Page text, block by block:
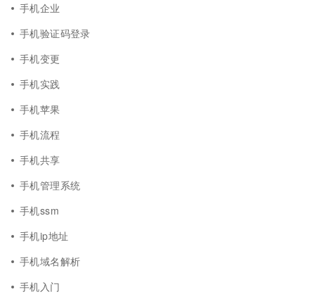
手机企业
手机验证码登录
手机变更
手机实践
手机苹果
手机流程
手机共享
手机管理系统
手机ssm
手机ip地址
手机域名解析
手机入门